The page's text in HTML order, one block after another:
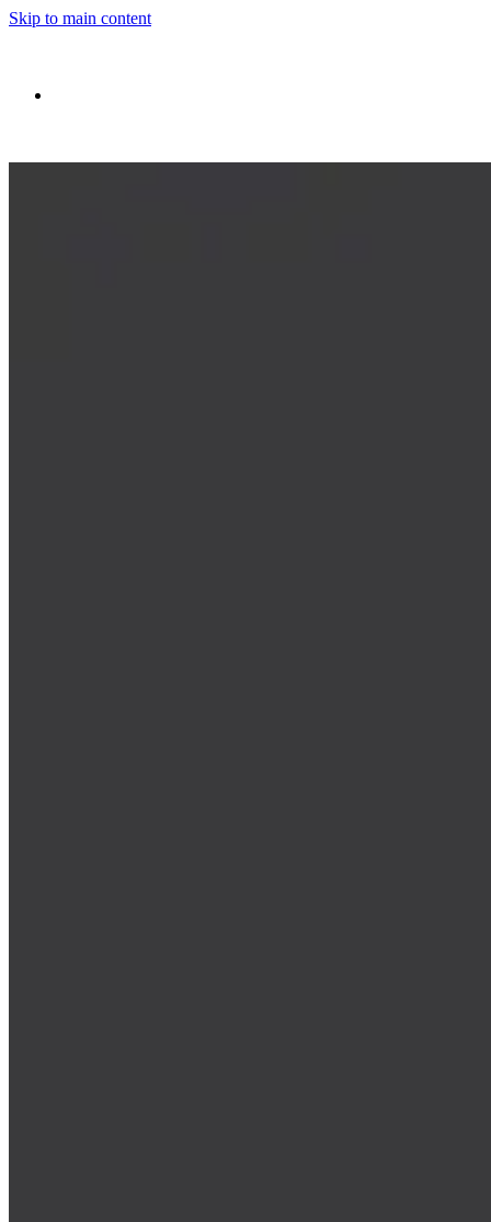
Skip to main content